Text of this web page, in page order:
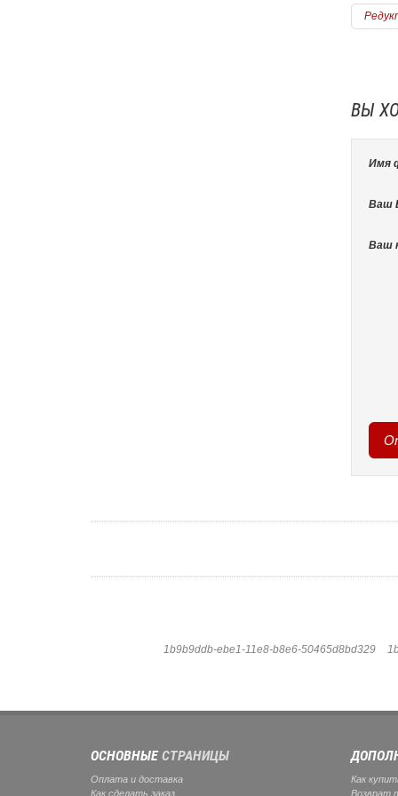
ВЫ
Имя
Ваш
Ваш
1b9b9ddb-ebe1-11e8-b8e6-50465d8bd329
ОСНОВНЫЕСТРАНИЦЫ
Оплата и доставка
Как сделать заказ
Как
Возврат